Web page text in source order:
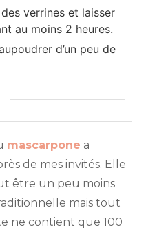
verrines et laisser
au moins 2 heures.
d’un peu de
mascarpone a
de mes invités. Elle
être un peu moins
mais tout
ne contient que 100